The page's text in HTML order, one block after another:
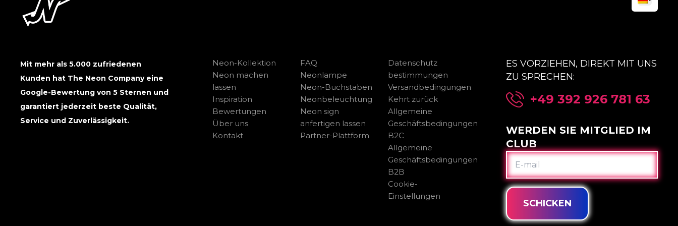
Mit mehr als 5.000 zufriedenen
Kunden hat The Neon Company eine
Google-Bewertung von 5 Sternen und
garantiert jederzeit beste Qualität,
Service und Zuverlässigkeit.
Neon-Kollektion
Neon machen
lassen
Inspiration
Bewertungen
Über uns
Kontakt
FAQ
Neonlampe
Neon-Buchstaben
Neonbeleuchtung
Neon sign
anfertigen lassen
Partner-Plattform
Datenschutz
bestimmungen
Versandbedingungen
Kehrt zurück
Allgemeine
Geschäftsbedingungen
B2C
Allgemeine
Geschäftsbedingungen
B2B
Cookie-
Einstellungen
ES VORZIEHEN, DIREKT MIT UNS
ZU SPRECHEN:
+49 392 926 781 63
WERDEN SIE MITGLIED IM
CLUB
E-
MAIL
SCHICKEN